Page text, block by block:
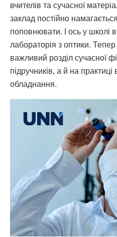
вчителів та сучасної
заклад постійно
поповнювати. І ось у школі
лабораторія з оптики.
важливий розділ сучасної
підручників, а й на
обладнання.